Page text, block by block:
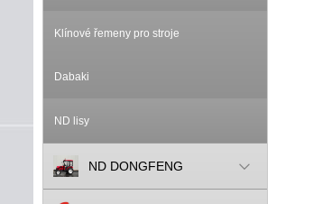
Klínové řemeny pro stroje
Dabaki
ND lisy
ND DONGFENG